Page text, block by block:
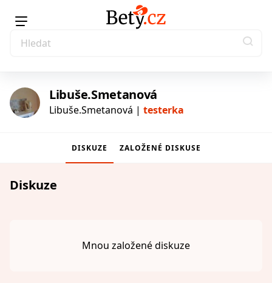
Libuše.Smetanová
Libuše.Smetanová | testerka
DISKUZE ZALOŽENÉ DISKUSE
Diskuze
Mnou založené diskuze